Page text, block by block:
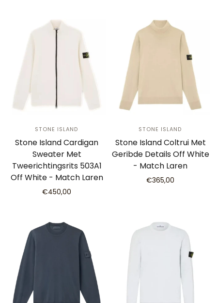
STONE ISLAND
Stone Island Cardigan
Sweater Met
Tweerichtingsrits 503A1
Off White - Match Laren
€450,00
STONE ISLAND
Stone Island Coltrui Met
Geribde Details Off White
- Match Laren
€365,00